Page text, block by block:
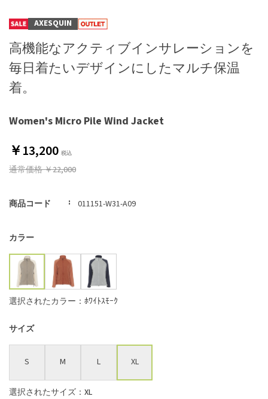
Women's Micro Pile Wind Jacket
AXESQUIN
高機能なアクティブインサレーションを
毎日着たいデザインにしたマルチ保温
着。
￥13,200
通常価格￥22,000
商品コード 011151-W31-A09
カラー
選択されたカラー：ﾎﾜｲﾄｽﾓｰｸ
サイズ
S M L XL
選択されたサイズ：XL